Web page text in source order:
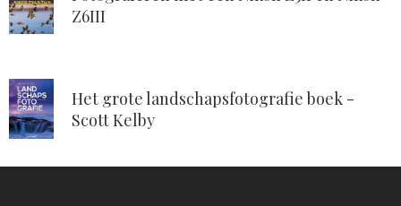
Z6III
Het grote landschapsfotografie boek -
Scott Kelby